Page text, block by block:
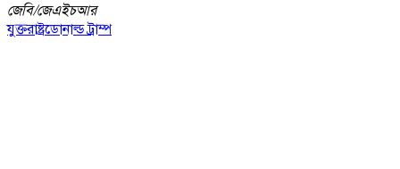
জেবি/জেএইচআর
যুক্তরাষ্ট্রডোনাল্ড ট্রাম্প